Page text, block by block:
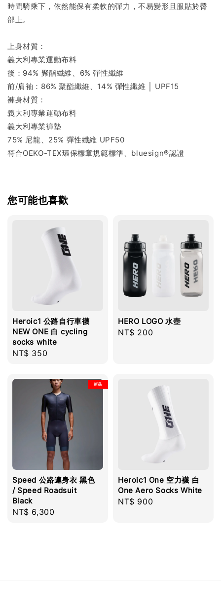
時間騎乘下，依然能保有柔軟的彈力，不易變形且服貼於臀
部上。
上身材質：
義大利專業運動布料
後：94% 聚酯纖維、6% 彈性纖維
前/肩袖：86% 聚酯纖維、14% 彈性纖維 │ UPF15
褲身材質：
義大利專業運動布料
義大利專業褲墊
75% 尼龍、25% 彈性纖維 UPF50
符合OEKO-TEX環保標章規範標準、bluesign®認證
您可能也喜歡
Heroic1 公路自行車襪
NEW ONE 白 cycling
socks white
Regular
NT$ 350
HERO LOGO 水壺
Regular
NT$ 200
新品
Speed 公路連身衣 黑色
/ Speed Roadsuit
Black
Regular
NT$ 6,300
Heroic1 One 空力襪 白
One Aero Socks White
Regular
NT$ 900